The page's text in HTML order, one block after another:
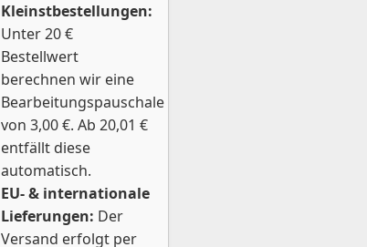
Kleinstbestellungen:
Unter 20 €
Bestellwert
berechnen wir eine
Bearbeitungspauschale
von 3,00 €. Ab 20,01 €
entfällt diese
automatisch.
EU- & internationale
Lieferungen: Der
Versand erfolgt per